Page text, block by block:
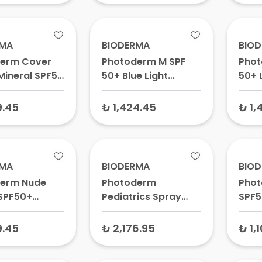
Cover
SPF50
Karma
Ciltler için
BIODERMA
Photoderm M SPF
50+ Blue Light
Protection Krem
Doree Golden 40 ml
₺ 1,424.45
50+
₺
Nude
Yağlı
Açık Renkli
BIODERMA
Photoderm
Pediatrics Spray
SPF50+ Çocuklar ve
Bebekler için Güneş
₺ 2,176.95
gr –
₺